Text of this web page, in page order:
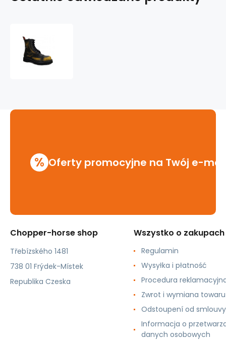
% Oferty promocyjne na Twój e-mail
Chopper-horse shop
Třebízského 1481
738 01 Frýdek-Místek
Republika Czeska
Wszystko o zakupach
Regulamin
Wysyłka i płatność
Procedura
Zwrot i wymiana towaru
Odstoupení od smlouvy
Informacja o
danych osobowych